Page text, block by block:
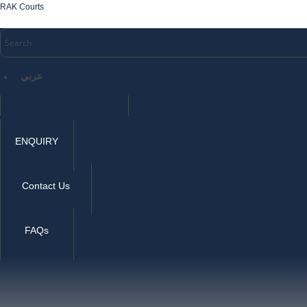
RAK Courts
عربي
ENQUIRY
Contact Us
FAQs